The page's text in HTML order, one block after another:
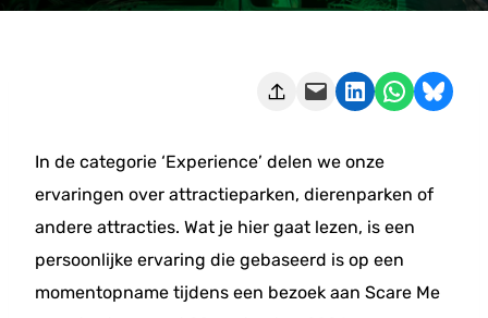
Deze pagina e-mailen Delen op LinkedIn Delen via WhatsApp Share on Bluesky
In de categorie ‘Experience’ delen we onze
ervaringen over attractieparken, dierenparken of
andere attracties. Wat je hier gaat lezen, is een
persoonlijke ervaring die gebaseerd is op een
momentopname tijdens een bezoek aan Scare Me